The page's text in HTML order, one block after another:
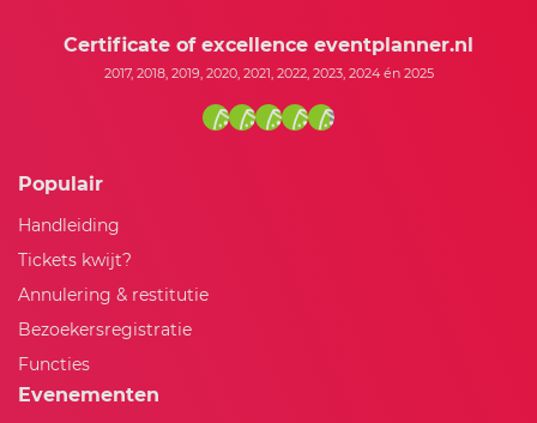
Certificate of excellence eventplanner.nl
2017, 2018, 2019, 2020, 2021, 2022, 2023, 2024 én 2025
Populair
Handleiding
Tickets kwijt?
Annulering & restitutie
Bezoekersregistratie
Functies
Evenementen